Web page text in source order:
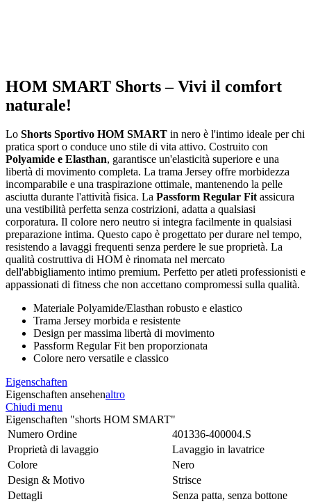
HOM SMART Shorts – Vivi il comfort
naturale!
Lo Shorts Sportivo HOM SMART in nero è l'intimo ideale per chi
pratica sport o conduce uno stile di vita attivo. Costruito con
Polyamide e Elasthan, garantisce un'elasticità superiore e una
libertà di movimento completa. La trama Jersey offre morbidezza
incomparabile e una traspirazione ottimale, mantenendo la pelle
asciutta durante l'attività fisica. La Passform Regular Fitassicura
una vestibilità perfetta senza costrizioni, adatta a qualsiasi
corporatura. Il colore nero neutro si integra facilmente in qualsiasi
preparazione intima. Questo capo è progettato per durare nel tempo,
resistendo a lavaggi frequenti senza perdere le sue proprietà. La
qualità costruttiva di HOM è rinomata nel mercato
dell'abbigliamento intimo premium. Perfetto per atleti professionisti e
appassionati di fitness che non accettano compromessi sulla qualità.
Materiale Polyamide/Elasthan robusto e elastico
Trama Jersey morbida e resistente
Design per massima libertà di movimento
Passform Regular Fit ben proporzionata
Colore nero versatile e classico
Eigenschaften
Eigenschaften ansehenaltro
Chiudi menu
Eigenschaften "shorts HOM SMART"
Numero Ordine
401336-400004.S
Proprietà di lavaggio
Lavaggio in lavatrice
Colore
Nero
Design & Motivo
Strisce
Dettagli
Senza patta, senza bottone